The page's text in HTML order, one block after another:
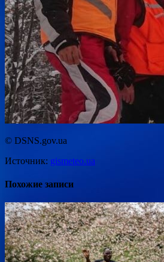
© DSNS.gov.ua
Источник: gismeteo.ua
Похожие записи